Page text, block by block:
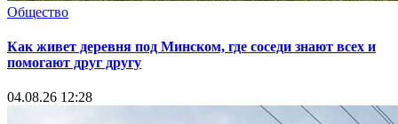
Общество
Как живет деревня под Минском, где соседи знают всех и
помогают друг другу
04.08.26 12:28